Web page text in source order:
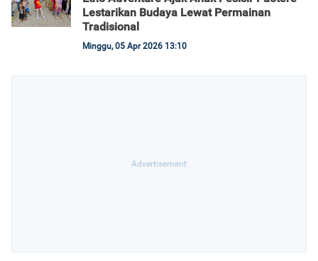
Lestarikan Budaya Lewat Permainan
Tradisional
Minggu, 05 Apr 2026 13:10